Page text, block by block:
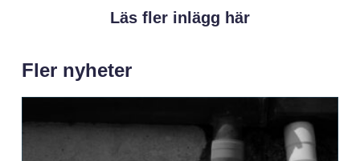
Läs fler inlägg här
Fler nyheter